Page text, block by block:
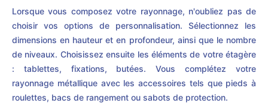
Lorsque vous composez votre rayonnage, n'oubliez pas de
choisir vos options de personnalisation. Sélectionnez les
dimensions en hauteur et en profondeur, ainsi que le nombre
de niveaux. Choisissez ensuite les éléments de votre étagère
: tablettes, fixations, butées. Vous complétez votre
rayonnage métallique avec les accessoires tels que pieds à
roulettes, bacs de rangement ou sabots de protection.